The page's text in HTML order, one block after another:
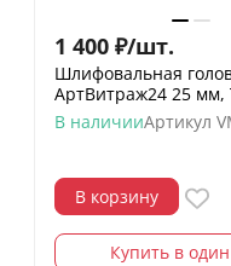
1 400 ₽/шт.
Шлифовальная
АртВитраж24 25 мм,
В наличииАртикул
В корзину
Купить в